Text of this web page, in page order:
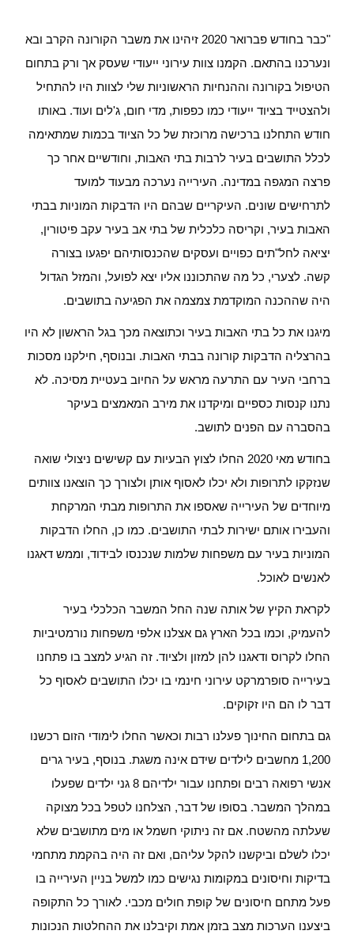
"כבר בחודש פברואר 2020 זיהינו את משבר הקורונה הקרב ובא
ונערכנו בהתאם. הקמנו צוות עירוני ייעודי שעסק אך ורק בתחום
הטיפול בקורונה וההנחיות הראשוניות שלי לצוות היו להתחיל
ולהצטייד בציוד ייעודי כמו כפפות, מדי חום, ג'לים ועוד. באותו
חודש התחלנו ברכישה מרוכזת של כל הציוד בכמות שמתאימה
לכלל התושבים בעיר לרבות בתי האבות, וחודשיים אחר כך
פרצה המגפה במדינה. העירייה נערכה מבעוד למועד
לתרחישים שונים. העיקריים שבהם היו הדבקות המוניות בבתי
האבות בעיר, וקריסה כלכלית של בתי אב בעיר עקב פיטורין,
יציאה לחל"תים כפויים ועסקים שהכנסותיהם יפגעו בצורה
קשה. לצערי, כל מה שהתכוננו אליו יצא לפועל, והמזל הגדול
היה שההכנה המוקדמת צמצמה את הפגיעה בתושבים.
מיגנו את כל בתי האבות בעיר וכתוצאה מכך בגל הראשון לא היו
בהרצליה הדבקות קורונה בבתי האבות. ובנוסף, חילקנו מסכות
ברחבי העיר עם התרעה מראש על החיוב בעטיית מסיכה. לא
נתנו קנסות כספיים ומיקדנו את מירב המאמצים בעיקר
בהסברה עם הפנים לתושב.
בחודש מאי 2020 החלו לצוץ הבעיות עם קשישים ניצולי שואה
שנזקקו לתרופות ולא יכלו לאסוף אותן ולצורך כך הוצאנו צוותים
מיוחדים של העירייה שאספו את התרופות מבתי המרקחת
והעבירו אותם ישירות לבתי התושבים. כמו כן, החלו הדבקות
המוניות בעיר עם משפחות שלמות שנכנסו לבידוד, וממש דאגנו
לאנשים לאוכל.
לקראת הקיץ של אותה שנה החל המשבר הכלכלי בעיר
להעמיק, וכמו בכל הארץ גם אצלנו אלפי משפחות נורמטיביות
החלו לקרוס ודאגנו להן למזון ולציוד. זה הגיע למצב בו פתחנו
בעירייה סופרמרקט עירוני חינמי בו יכלו התושבים לאסוף כל
דבר לו הם היו זקוקים.
גם בתחום החינוך פעלנו רבות וכאשר החלו לימודי הזום רכשנו
1,200 מחשבים לילדים שידם אינה משגת. בנוסף, בעיר גרים
אנשי רפואה רבים ופתחנו עבור ילדיהם 8 גני ילדים שפעלו
במהלך המשבר. בסופו של דבר, הצלחנו לטפל בכל מצוקה
שעלתה מהשטח. אם זה ניתוקי חשמל או מים מתושבים שלא
יכלו לשלם וביקשנו להקל עליהם, ואם זה היה בהקמת מתחמי
בדיקות וחיסונים במקומות נגישים כמו למשל בניין העירייה בו
פעל מתחם חיסונים של קופת חולים מכבי. לאורך כל התקופה
ביצענו הערכות מצב בזמן אמת וקיבלנו את ההחלטות הנכונות